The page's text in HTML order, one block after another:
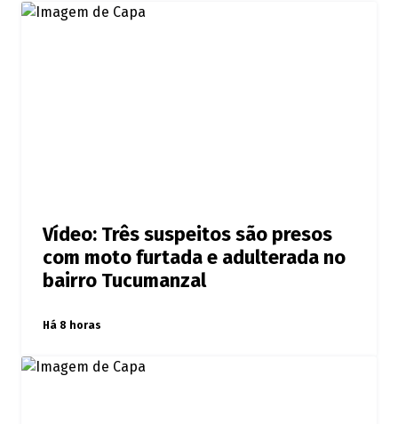
Vídeo: Três suspeitos são presos
com moto furtada e adulterada no
bairro Tucumanzal
Há 8 horas